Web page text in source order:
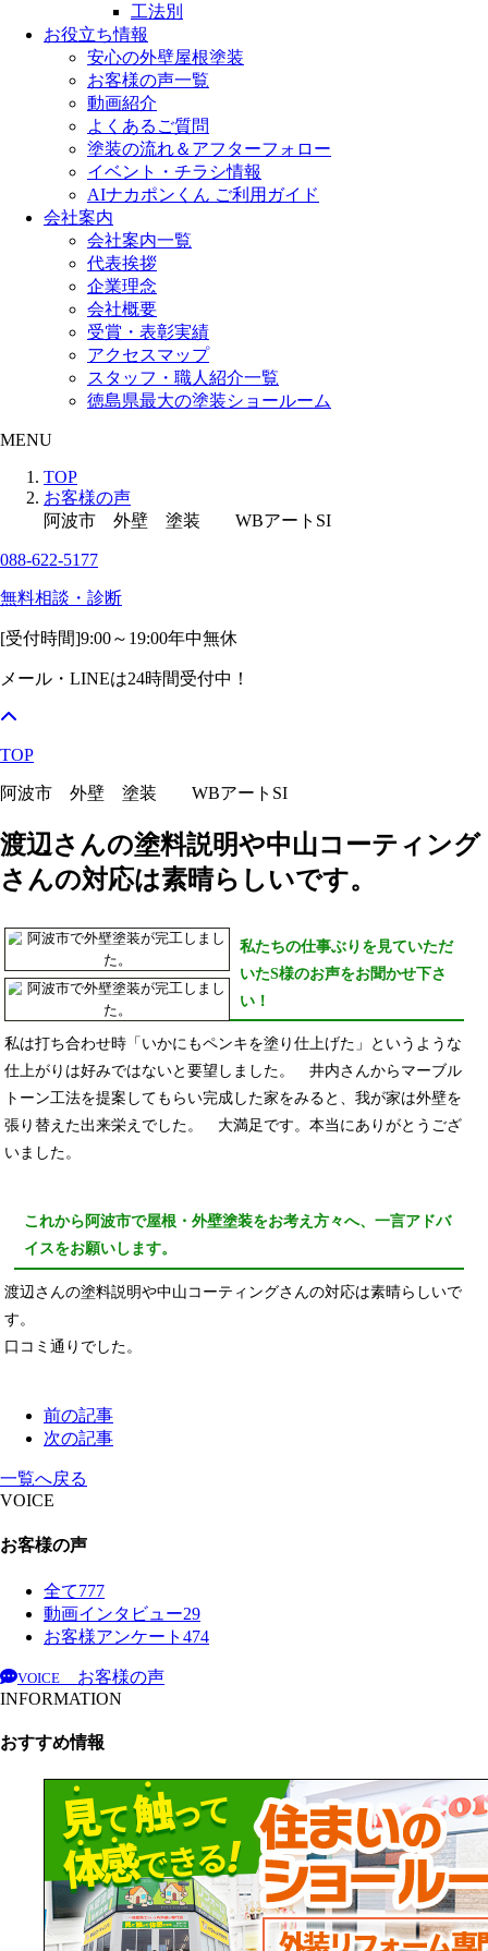
工法別
お役立ち情報
安心の外壁屋根塗装
お客様の声一覧
動画紹介
よくあるご質問
塗装の流れ＆アフターフォロー
イベント・チラシ情報
AIナカポンくん ご利用ガイド
会社案内
会社案内一覧
代表挨拶
企業理念
会社概要
受賞・表彰実績
アクセスマップ
スタッフ・職人紹介一覧
徳島県最大の塗装ショールーム
MENU
TOP
お客様の声
阿波市 外壁 塗装 WBアートSI
088-622-5177
無料相談・診断
[受付時間]9:00～19:00年中無休
メール・LINEは24時間受付中！
TOP
阿波市 外壁 塗装 WBアートSI
渡辺さんの塗料説明や中山コーティング
さんの対応は素晴らしいです。
私たちの仕事ぶりを見ていただ
いたS様のお声をお聞かせ下さ
い！
私は打ち合わせ時「いかにもペンキを塗り仕上げた」というような
仕上がりは好みではないと要望しました。 井内さんからマーブル
トーン工法を提案してもらい完成した家をみると、我が家は外壁を
張り替えた出来栄えでした。 大満足です。本当にありがとうござ
いました。
これから阿波市で屋根・外壁塗装をお考え方々へ、一言アドバ
イスをお願いします。
渡辺さんの塗料説明や中山コーティングさんの対応は素晴らしいで
す。
口コミ通りでした。
前の記事
次の記事
一覧へ戻る
VOICE
お客様の声
全て777
動画インタビュー29
お客様アンケート 474
VOICE
お客様の声
INFORMATION
おすすめ情報